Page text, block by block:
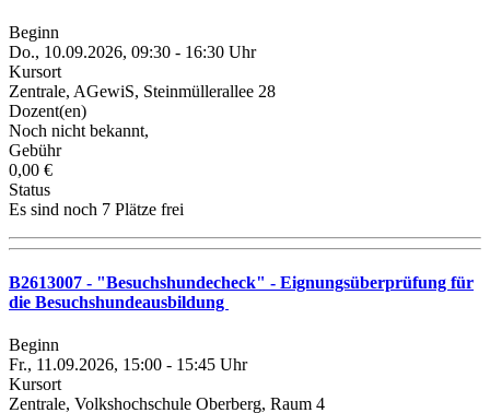
Beginn
Do., 10.09.2026, 09:30 - 16:30 Uhr
Kursort
Zentrale, AGewiS, Steinmüllerallee 28
Dozent(en)
Noch nicht bekannt,
Gebühr
0,00 €
Status
Es sind noch 7 Plätze frei
B2613007 - "Besuchshundecheck" - Eignungsüberprüfung für
die Besuchshundeausbildung
Beginn
Fr., 11.09.2026, 15:00 - 15:45 Uhr
Kursort
Zentrale, Volkshochschule Oberberg, Raum 4